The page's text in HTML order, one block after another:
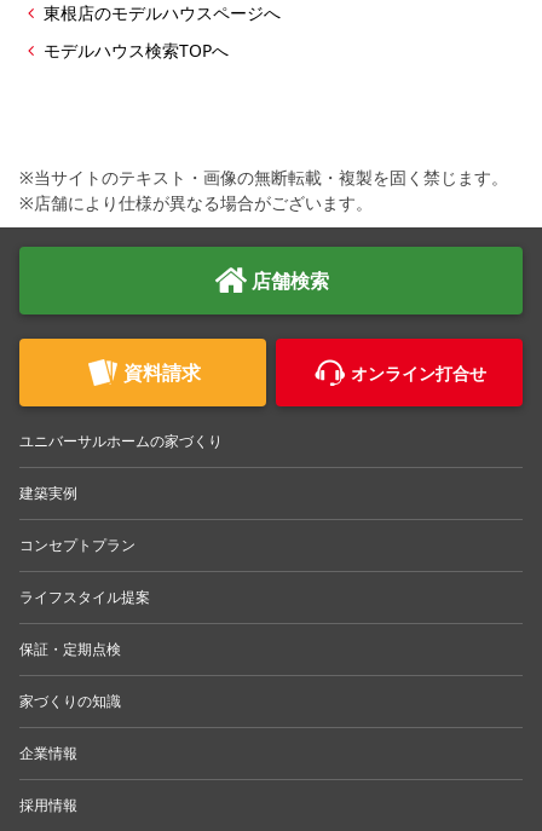
東根店のモデルハウスページへ
モデルハウス検索TOPへ
※当サイトのテキスト・画像の無断転載・複製を固く禁じます。
※店舗により仕様が異なる場合がございます。
店舗検索
資料請求 オンライン打合せ
ユニバーサルホームの家づくり
建築実例
コンセプトプラン
ライフスタイル提案
保証・定期点検
家づくりの知識
企業情報
採用情報